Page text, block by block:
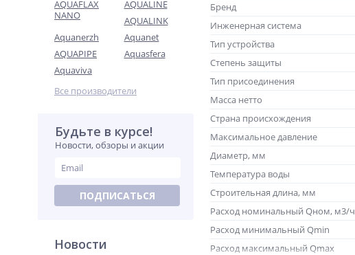
AQUAFLAX
NANO
AQUALINE
AQUALINK
Aquanerzh
Aquanet
AQUAPIPE
Aquasfera
Aquaviva
Все производители
Будьте в курсе!
Новости, обзоры и акции
ПОДПИСАТЬСЯ
Новости
Бренд
Инженерная система
Тип устройства
Степень защиты
Тип присоединения
Масса нетто
Страна происхождения
Максимальное давление
Диаметр, мм
Температура воды
Строительная длина, мм
Расход номинальный Qном, м3/ч
Расход минимальный Qmin
Расход максимальный Qmax